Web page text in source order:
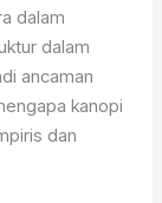
dalam
dalam
ancaman
kanopi
dan